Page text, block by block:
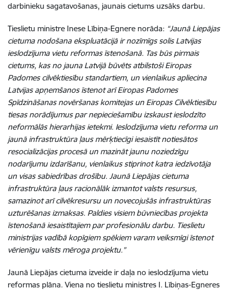
darbinieku sagatavošanas, jaunais cietums uzsāks darbu.
Tieslietu ministre Inese Lībiņa-Egnere norāda: “Jaunā Liepājas
cietuma nodošana ekspluatācijā ir nozīmīgs solis Latvijas
ieslodzījuma vietu reformas īstenošanā. Tas būs pirmais
cietums, kas no jauna Latvijā būvēts atbilstoši Eiropas
Padomes cilvēktiesību standartiem, un vienlaikus apliecina
Latvijas apņemšanos īstenot arī Eiropas Padomes
Spīdzināšanas novēršanas komitejas un Eiropas Cilvēktiesību
tiesas norādījumus par nepieciešamību izskaust ieslodzīto
neformālās hierarhijas ietekmi. Ieslodzījuma vietu reforma un
jaunā infrastruktūra ļaus mērķtiecīgi iesaistīt notiesātos
resocializācijas procesā un mazināt jaunu noziedzīgu
nodarījumu izdarīšanu, vienlaikus stiprinot katra iedzīvotāja
un visas sabiedrības drošību. Jaunā Liepājas cietuma
infrastruktūra ļaus racionālāk izmantot valsts resursus,
samazinot arī cilvēkresursu un novecojušās infrastruktūras
uzturēšanas izmaksas. Paldies visiem būvniecības projekta
īstenošanā iesaistītajiem par profesionālu darbu. Tieslietu
ministrijas vadībā kopīgiem spēkiem varam veiksmīgi īstenot
vērienīgu valsts mēroga projektu.”
Jaunā Liepājas cietuma izveide ir daļa no ieslodzījuma vietu
reformas plāna. Viena no tieslietu ministres I. Lībiņas-Egneres